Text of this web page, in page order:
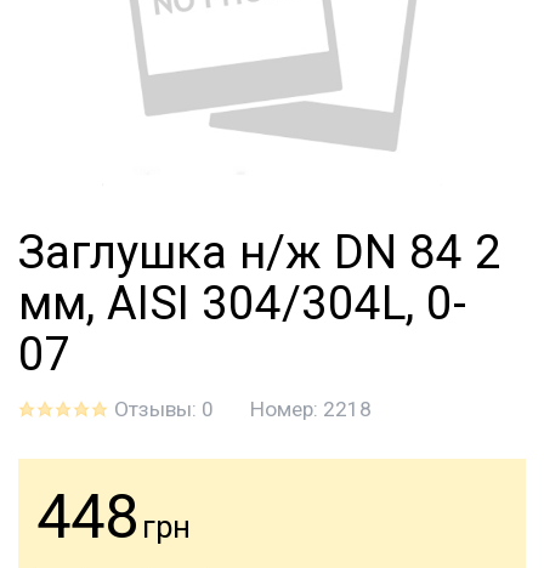
Заглушка н/ж DN 84 2
мм, AISI 304/304L, 0-
07
Отзывы: 0 Номер: 2218
448 грн